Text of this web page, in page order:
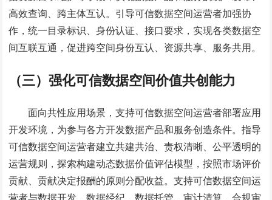
高效查询、跨主体互认。引导可信数据空间运营者加强协
作，统一目录标识、身份认证、接口要求，实现各类数据空
间互联互通，促进跨空间身份互认、资源共享、服务共用。
（三）强化可信数据空间价值共创能力
面向共性应用场景，支持可信数据空间运营者部署应用
开发环境，为参与各方开发数据产品和服务创造条件。指导
可信数据空间运营者建立共建共治、责权清晰、公平透明的
运营规则，探索构建动态数据价值评估模型，按照市场评价
贡献、贡献决定报酬的原则分配收益。支持可信数据空间运